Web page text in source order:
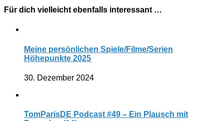
Für dich vielleicht ebenfalls interessant …
Meine persönlichen Spiele/Filme/Serien
Höhepunkte 2025
30. Dezember 2024
TomParisDE Podcast #49 – Ein Plausch mit